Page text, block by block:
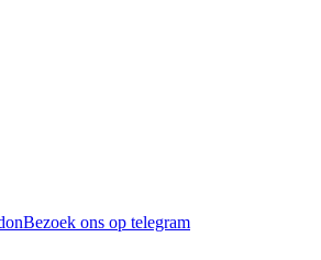
Bezoek ons op telegram